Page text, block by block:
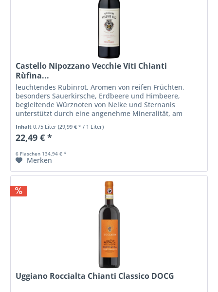
Castello Nipozzano Vecchie Viti Chianti
Rùfina...
leuchtendes Rubinrot, Aromen von reifen Früchten,
besonders Sauerkirsche, Erdbeere und Himbeere,
begleitende Würznoten von Nelke und Sternanis
unterstützt durch eine angenehme Mineralität, am
Gaumen nachhaltig, frisch und sehr weich.
Inhalt0.75 Liter(29,99 € * / 1 Liter)
22,49 € *
6 Flaschen 134,94 € *
Merken
Uggiano Roccialta Chianti Classico DOCG